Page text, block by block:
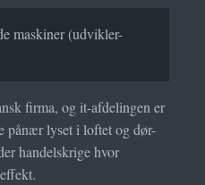
maskiner (udvikler-
firma, og it-afdelingen er
pånær lyset i loftet og dør-
handelskrige hvor